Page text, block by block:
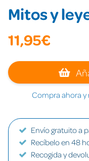
Mitos y
11,95€
Compra ahora y
Envío gratuito a
Recíbelo en 48
Recogida y